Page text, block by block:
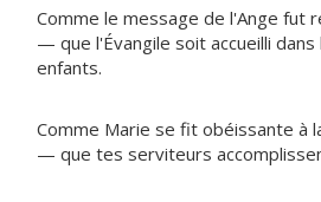
Comme le message de l'Ange fut
— que l'Évangile soit accueilli
enfants.
Comme Marie se fit obéissante à
— que tes serviteurs